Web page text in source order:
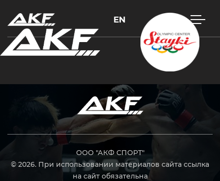
EN
ООО "АКФ СПОРТ"
© 2026. При использовании материалов сайта ссылка
на сайт обязательна
Нажмите Enter для поиска или Esc, чтобы закрыть